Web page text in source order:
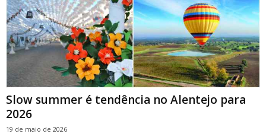
Slow summer é tendência no Alentejo para
2026
19 de maio de 2026